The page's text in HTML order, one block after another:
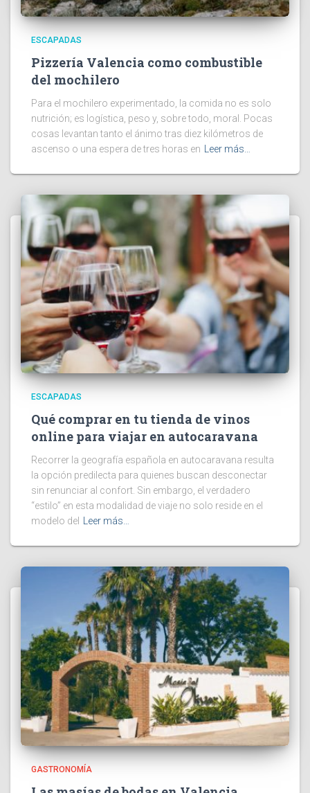
ESCAPADAS
Pizzería Valencia como combustible
del mochilero
Para el mochilero experimentado, la comida no es solo
nutrición; es logística, peso y, sobre todo, moral. Pocas
cosas levantan tanto el ánimo tras diez kilómetros de
ascenso o una espera de tres horas en
Leer más…
ESCAPADAS
Qué comprar en tu tienda de vinos
online para viajar en autocaravana
Recorrer la geografía española en autocaravana resulta
la opción predilecta para quienes buscan desconectar
sin renunciar al confort. Sin embargo, el verdadero
“estilo” en esta modalidad de viaje no solo reside en el
modelo del Leer más…
GASTRONOMÍA